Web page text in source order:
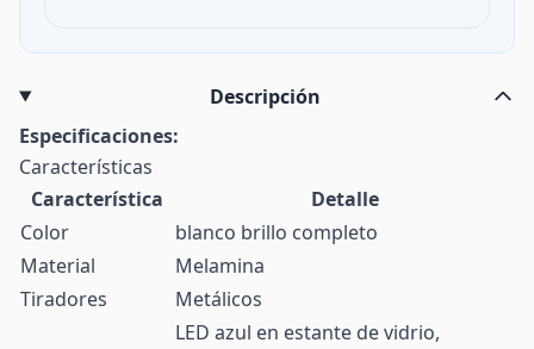
Descripción
Especificaciones:
Características
Característica
Detalle
Color
blanco brillo completo
Material
Melamina
Tiradores
Metálicos
LED azul en estante de vidrio,